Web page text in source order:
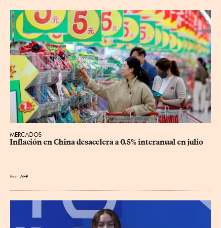
MERCADOS
Inflación en China desacelera a 0.5% interanual en julio
Por AFP